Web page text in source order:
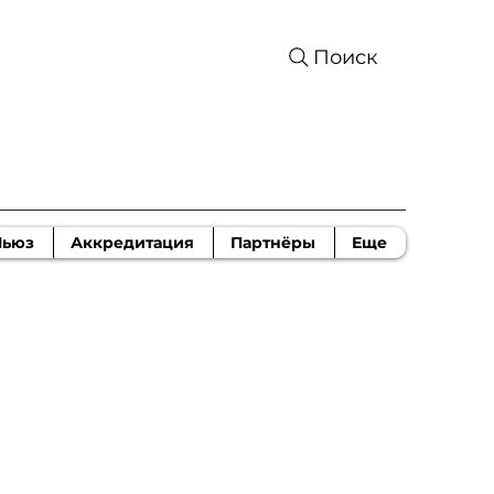
Поиск
Аккредитация Партнёры Еще